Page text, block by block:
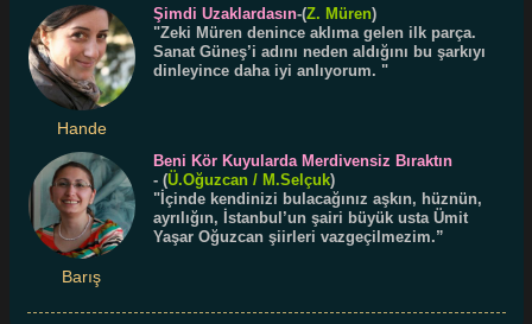
Hande
Şimdi Uzaklardasın-(Z. Müren)
"Zeki Müren denince aklıma gelen ilk parça.
Sanat Güneş’i adını neden aldığını bu şarkıyı
dinleyince daha iyi anlıyorum. "
Barış
Beni Kör Kuyularda Merdivensiz Bıraktın
- (Ü.Oğuzcan/ M.Selçuk)
"İçinde kendinizi bulacağınız aşkın, hüznün,
ayrılığın, İstanbul’un şairi büyük usta Ümit
Yaşar Oğuzcan şiirleri vazgeçilmezim.”